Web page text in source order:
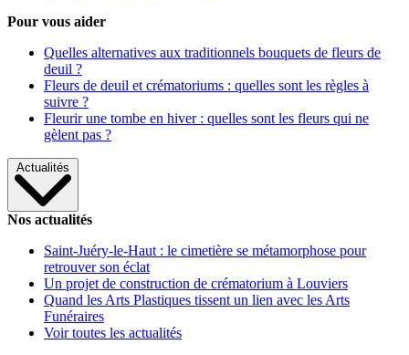
Pour vous aider
Quelles alternatives aux traditionnels bouquets de fleurs de
deuil ?
Fleurs de deuil et crématoriums : quelles sont les règles à
suivre ?
Fleurir une tombe en hiver : quelles sont les fleurs qui ne
gèlent pas ?
Actualités
Nos actualités
Saint-Juéry-le-Haut : le cimetière se métamorphose pour
retrouver son éclat
Un projet de construction de crématorium à Louviers
Quand les Arts Plastiques tissent un lien avec les Arts
Funéraires
Voir toutes les actualités